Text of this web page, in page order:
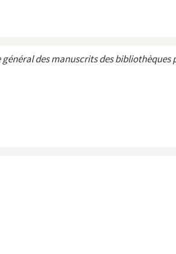
des manuscrits des bibliothèques